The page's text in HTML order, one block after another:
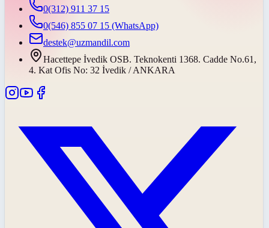
0(312) 911 37 15
0(546) 855 07 15 (WhatsApp)
destek@uzmandil.com
Hacettepe İvedik OSB. Teknokenti 1368. Cadde No.61,
4. Kat Ofis No: 32 İvedik / ANKARA